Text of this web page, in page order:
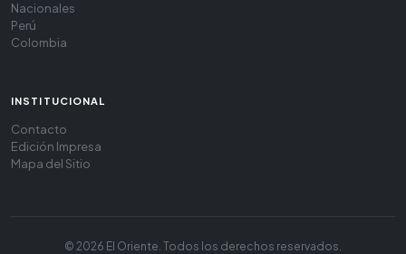
Nacionales
Perú
Colombia
INSTITUCIONAL
Contacto
Edición Impresa
Mapa del Sitio
© 2026 El Oriente. Todos los derechos reservados.